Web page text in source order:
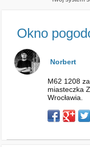
Okno
Norbert
M62 1208
miasteczka
Wrocławia.